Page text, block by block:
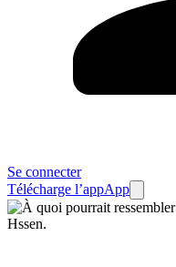
Se connecter
Télécharge l’appApp